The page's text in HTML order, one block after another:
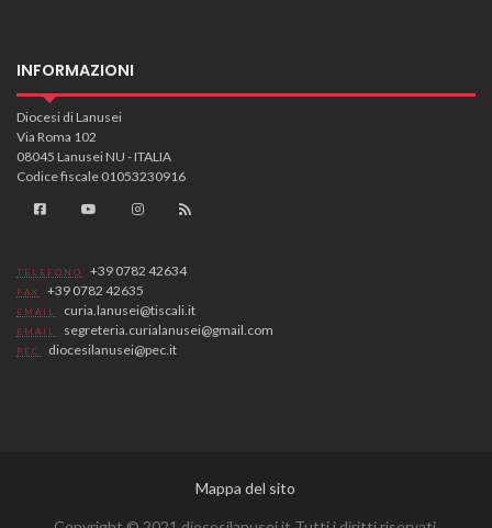
INFORMAZIONI
Diocesi di Lanusei
Via Roma 102
08045 Lanusei NU - ITALIA
Codice fiscale 01053230916
TELEFONO +39 0782 42634
FAX +39 0782 42635
EMAIL curia.lanusei@tiscali.it
EMAIL segreteria.curialanusei@gmail.com
PEC diocesilanusei@pec.it
Mappa del sito